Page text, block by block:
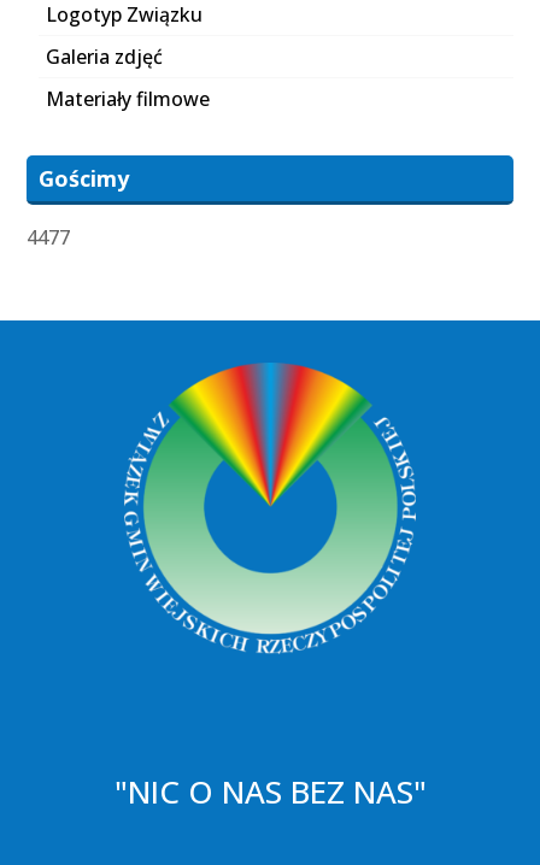
Logotyp Związku
Galeria zdjęć
Materiały filmowe
Gościmy
4477
"NIC O NAS BEZ NAS"